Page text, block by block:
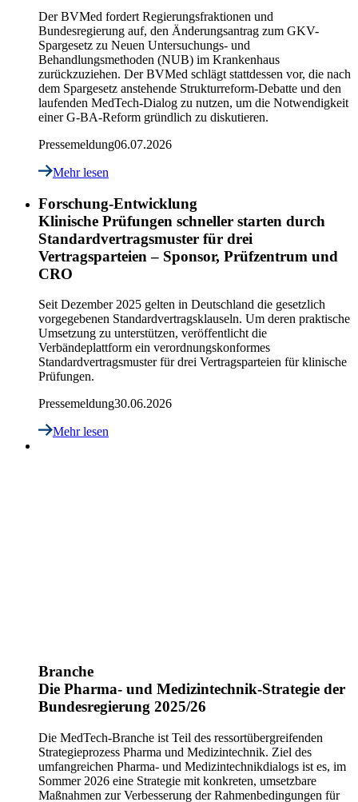
Der BVMed fordert Regierungsfraktionen und
Bundesregierung auf, den Änderungsantrag zum GKV-
Spargesetz zu Neuen Untersuchungs- und
Behandlungsmethoden (NUB) im Krankenhaus
zurückzuziehen. Der BVMed schlägt stattdessen vor, die nach
dem Spargesetz anstehende Strukturreform-Debatte und den
laufenden MedTech-Dialog zu nutzen, um die Notwendigkeit
einer G-BA-Reform gründlich zu diskutieren.
Pressemeldung06.07.2026
Mehr lesen
Forschung-Entwicklung
Klinische Prüfungen schneller starten durch
Standardvertragsmuster für drei
Vertragsparteien – Sponsor, Prüfzentrum und
CRO
Seit Dezember 2025 gelten in Deutschland die gesetzlich
vorgegebenen Standardvertragsklauseln. Um deren praktische
Umsetzung zu unterstützen, veröffentlicht die
Verbändeplattform ein verordnungskonformes
Standardvertragsmuster für drei Vertragsparteien für klinische
Prüfungen.
Pressemeldung30.06.2026
Mehr lesen
Branche
Die Pharma- und Medizintechnik-Strategie der
Bundesregierung 2025/26
Die MedTech-Branche ist Teil des ressortübergreifenden
Strategieprozess Pharma und Medizintechnik. Ziel des
umfangreichen Pharma- und Medizintechnikdialogs ist es, im
Sommer 2026 eine Strategie mit konkreten, umsetzbare
Maßnahmen zur Verbesserung der Rahmenbedingungen für